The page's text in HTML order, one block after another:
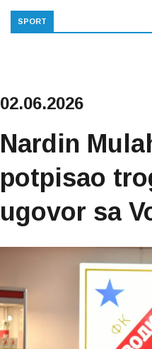
SPORT
02.06.2026
Nardin
potpisao
ugovor sa